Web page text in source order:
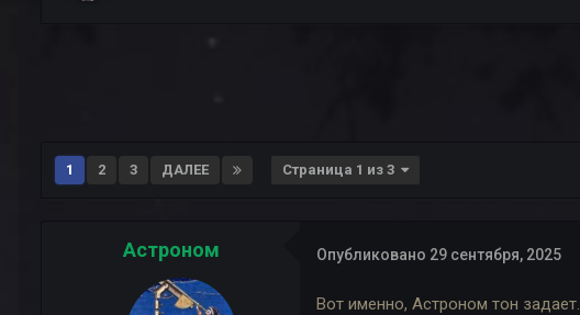
1 2 3 ДАЛЕЕ Страница 1 из 3
Астроном Опубликовано 29 сентября, 2025
Вот именно, Астроном тон задает.